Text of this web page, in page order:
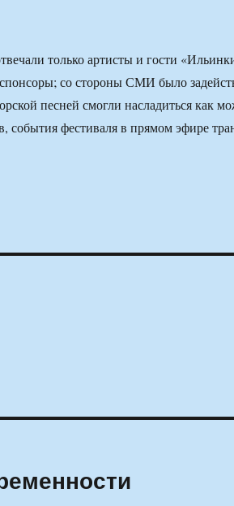
только артисты и гости
со стороны СМИ было
песней смогли насладиться как
фестиваля в прямом эфире